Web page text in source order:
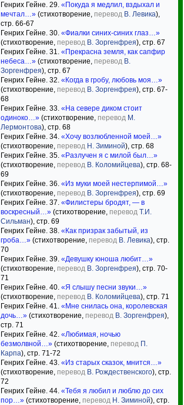
Генрих Гейне. 29. «Покуда я медлил, вздыхал и
мечтал…» (стихотворение, перевод В. Левика),
стр. 66-67
Генрих Гейне. 30. «Фиалки синих-синих глаз…»
(стихотворение, перевод В. Зоргенфрея), стр. 67
Генрих Гейне. 31. «Прекрасна земля, как сапфир
небеса…» (стихотворение, перевод В.
Зоргенфрея), стр. 67
Генрих Гейне. 32. «Когда в гробу, любовь моя…»
(стихотворение, перевод В. Зоргенфрея), стр. 67-
68
Генрих Гейне. 33. «На севере диком стоит
одиноко…» (стихотворение, перевод М.
Лермонтова), стр. 68
Генрих Гейне. 34. «Хочу возлюбленной моей…»
(стихотворение, перевод Н. Зиминой), стр. 68
Генрих Гейне. 35. «Разлучен я с милой был…»
(стихотворение, перевод В. Коломийцева), стр. 68-
69
Генрих Гейне. 36. «Из муки моей нестерпимой…»
(стихотворение, перевод В. Зоргенфрея), стр. 69
Генрих Гейне. 37. «Филистеры бродят, — в
воскресный…» (стихотворение, перевод Т.И.
Сильман), стр. 69
Генрих Гейне. 38. «Как призрак забытый, из
гроба…» (стихотворение, перевод В. Левика), стр.
70
Генрих Гейне. 39. «Девушку юноша любит…»
(стихотворение, перевод В. Зоргенфрея), стр. 70-
71
Генрих Гейне. 40. «Я слышу песни звуки…»
(стихотворение, перевод В. Коломийцева), стр. 71
Генрих Гейне. 41. «Мне снилась она, королевская
дочь…» (стихотворение, перевод В. Зоргенфрея),
стр. 71
Генрих Гейне. 42. «Любимая, ночью
безмолвной…» (стихотворение, перевод П.
Карпа), стр. 71-72
Генрих Гейне. 43. «Из старых сказок, мнится…»
(стихотворение, перевод В. Рождественского), стр.
72
Генрих Гейне. 44. «Тебя я любил и люблю до сих
пор…» (стихотворение, перевод Н. Зиминой), стр.